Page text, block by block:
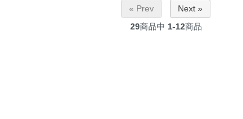
« Prev
Next »
29商品中 1-12商品